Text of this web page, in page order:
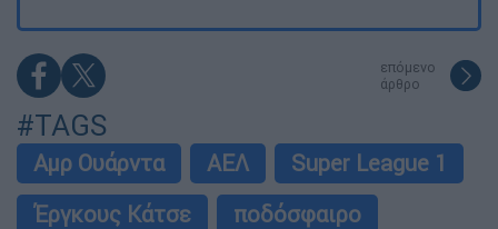
επόμενο
άρθρο
#TAGS
Αμρ Ουάρντα ΑΕΛ
Super League 1
Έργκους Κάτσε
ποδόσφαιρο